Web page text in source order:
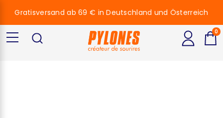
Gratisversand ab 69 € in Deutschland und Österreich
0